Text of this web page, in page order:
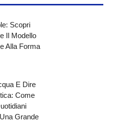
Scopri
Il Modello
Alla Forma
E Dire
Come
Grande